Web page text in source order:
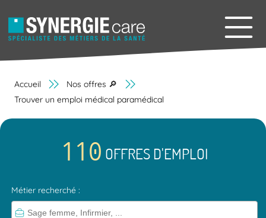
Accueil
Nos offres 🔎
Trouver un emploi médical paramédical
110 OFFRES D'EMPLOI
Métier recherché :